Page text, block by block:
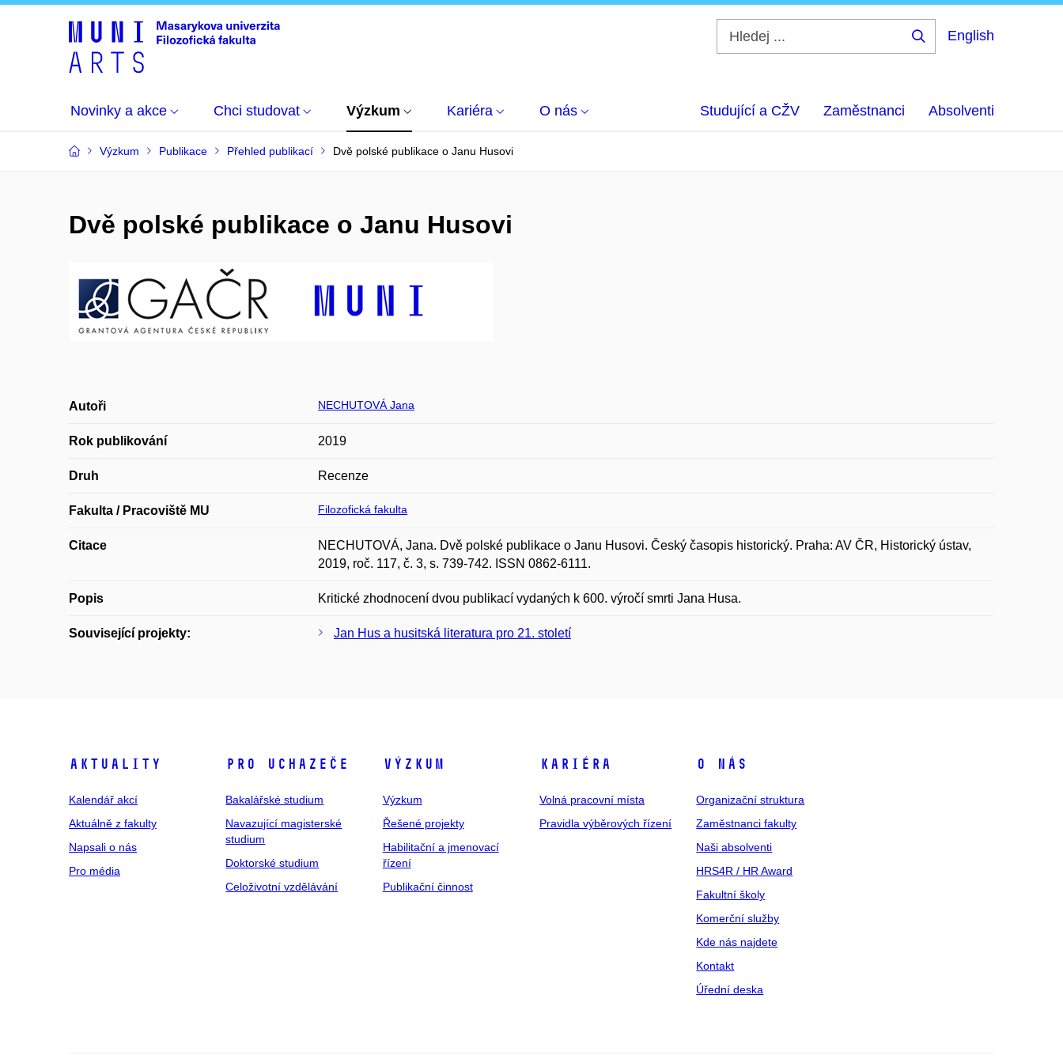
English
Novinky a akce Chci studovat Výzkum Kariéra O nás Studující a CŽV Zaměstnanci Absolventi
Výzkum Publikace Přehled publikací Dvě polské publikace o Janu Husovi
Dvě polské publikace o Janu Husovi
Autoři NECHUTOVÁ Jana
Rok publikování 2019
Druh Recenze
Fakulta / Pracoviště MU Filozofická fakulta
Citace
NECHUTOVÁ, Jana. Dvě polské publikace o Janu Husovi. Český časopis historický. Praha: AV ČR, Historický ústav,
2019, roč. 117, č. 3, s. 739-742. ISSN 0862-6111.
Popis Kritické zhodnocení dvou publikací vydaných k 600. výročí smrti Jana Husa.
Související projekty: Jan Hus a husitská literatura pro 21. století
Aktuality
Kalendář akcí
Aktuálně z fakulty
Napsali o nás
Pro média
Pro uchazeče
Bakalářské studium
Navazující magisterské
studium
Doktorské studium
Celoživotní vzdělávání
Výzkum
Výzkum
Řešené projekty
Habilitační a jmenovací
řízení
Publikační činnost
Kariéra
Volná pracovní místa
Pravidla výběrových řízení
O nás
Organizační struktura
Zaměstnanci fakulty
Naši absolventi
HRS4R / HR Award
Fakultní školy
Komerční služby
Kde nás najdete
Kontakt
Úřední deska